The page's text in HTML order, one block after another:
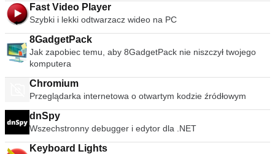
nagród za oprogramowanie edukacyjne i wspiera edukację
STEM oraz innowacje w nauczaniu i uczeniu się na całym
świecie.
Fast Video Player
Szybki i lekki odtwarzacz wideo na PC
8GadgetPack
Jak zapobiec temu, aby 8GadgetPack nie niszczył twojego
komputera
Chromium
Przeglądarka internetowa o otwartym kodzie źródłowym
dnSpy
Wszechstronny debugger i edytor dla .NET
Keyboard Lights